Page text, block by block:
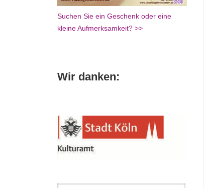
Suchen Sie ein Geschenk oder eine
kleine Aufmerksamkeit? >>
Wir danken: